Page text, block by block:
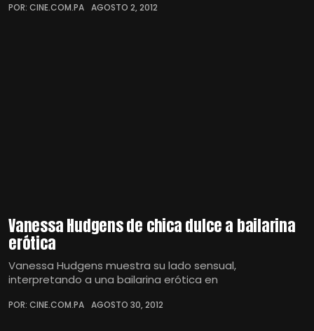
POR: CINE.COM.PA AGOSTO 2, 2012
Vanessa Hudgens de chica dulce a bailarina
erótica
Vanessa Hudgens muestra su lado sensual,
interpretando a una bailarina erótica en
POR: CINE.COM.PA AGOSTO 30, 2012